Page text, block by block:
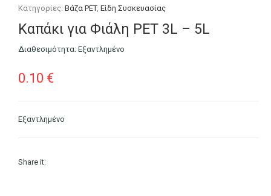
Κατηγορίες:Βάζα PET,Είδη Συσκευασίας
Καπάκι για Φιάλη PET 3L – 5L
Διαθεσιμότητα:Εξαντλημένο
0.10 €
Εξαντλημένο
Share it: